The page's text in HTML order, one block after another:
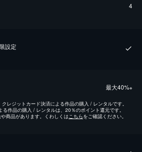
4
設定
最⼤40%※
レジットカード決済による作品の購入 / レンタルです。
作品の購入 / レンタルは、20％のポイント還元です。
商品があります。くわしくは こちらをご確認ください。